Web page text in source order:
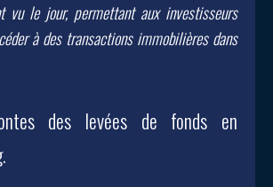
vu le jour, permettant aux investisseurs
à des transactions immobilières dans
des levées de fonds en